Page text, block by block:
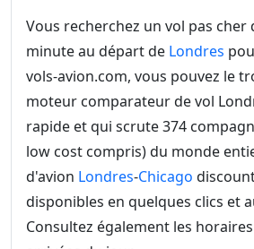
Vous recherchez un vol pas cher
minute au départ de Londres
vols-avion.com, vous pouvez le
moteur comparateur de vol
rapide et qui scrute 374
low cost compris) du monde
d'avion Londres-Chicago
disponibles en quelques clics et
Consultez également les